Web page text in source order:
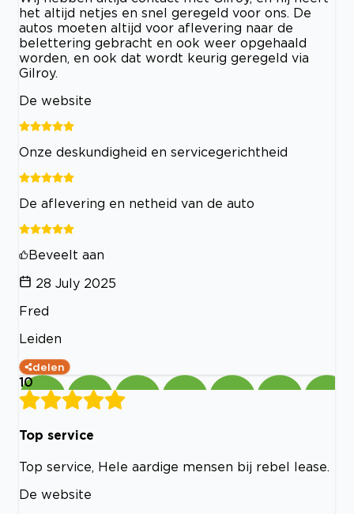
het altijd netjes en snel geregeld voor ons. De
autos moeten altijd voor aflevering naar de
belettering gebracht en ook weer opgehaald
worden, en ook dat wordt keurig geregeld via
Gilroy.
De website
Onze deskundigheid en servicegerichtheid
De aflevering en netheid van de auto
Beveelt aan
28 July 2025
Fred
Leiden
delen
10
Top service
Top service, Hele aardige mensen bij rebel lease.
De website